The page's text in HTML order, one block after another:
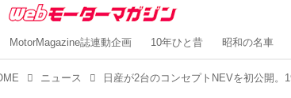
MotorMagazine誌連動企画 10年ひと昔 昭和の名車
ニュース